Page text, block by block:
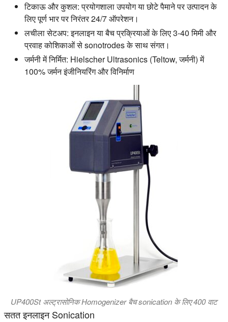
टिकाऊ और कुशल:प्रयोगशाला उपयोग या छोटे पैमाने पर उत्पादन के
लिए पूर्ण भार पर निरंतर 24/7 ऑपरेशन।
लचीला सेटअप:इनलाइन या बैच प्रक्रियाओं के लिए 3-40 मिमी और
प्रवाह कोशिकाओं से sonotrodes के साथ संगत।
जर्मनी में निर्मित: Hielscher Ultrasonics (Teltow, जर्मनी) में
100% जर्मन इंजीनियरिंग और विनिर्माण
UP400St अल्ट्रासोनिक Homogenizer बैच sonication के लिए 400 वाट
सतत इनलाइन Sonication